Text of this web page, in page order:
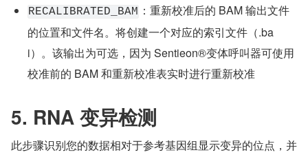
RECALIBRATED_BAM ：重新校准后的 BAM 输出文件
的位置和文件名。将创建一个对应的索引文件（.ba
i）。该输出为可选，因为 Sentieon®变体呼叫器可使用
校准前的 BAM 和重新校准表实时进行重新校准
5. RNA 变异检测
此步骤识别您的数据相对于参考基因组显示变异的位点，并